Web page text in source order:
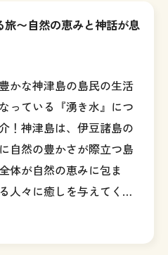
旅〜自然の恵みと神話が息
かな神津島の島民の生活
っている『湧き水』につ
！神津島は、伊豆諸島の
自然の豊かさが際立つ島
体が自然の恵みに包ま
人々に癒しを与えてく…